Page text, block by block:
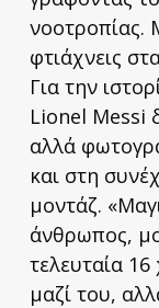
νοοτροπίας.
φτιάχνεις
Για την
Lionel Messi
αλλά
και στη
μοντάζ.
άνθρωπος,
τελευταία
μαζί του,